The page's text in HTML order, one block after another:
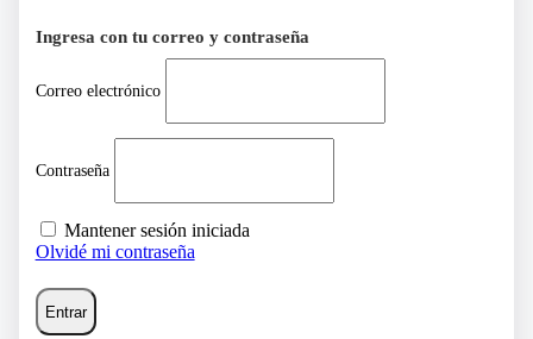
Ingresa con tu correo y contraseña
Correo electrónico
Contraseña
Mantener sesión iniciada
Olvidé mi contraseña
Entrar